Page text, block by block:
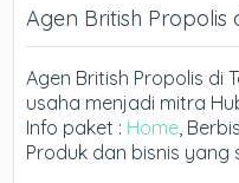
Agen British Propolis
Agen British Propolis di
usaha menjadi mitra
Info paket : Home,
Produk dan bisnis yang